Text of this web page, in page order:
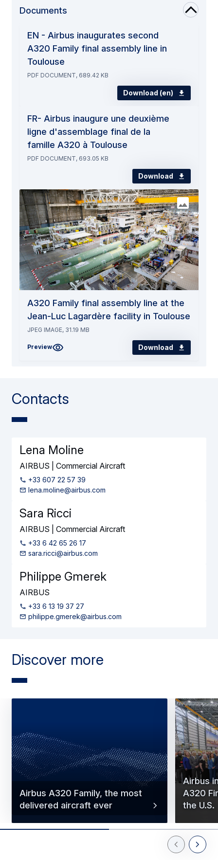
Documents
EN - Airbus inaugurates second
A320 Family final assembly line in
Toulouse
PDF DOCUMENT, 689.42 KB
Download (en)
FR- Airbus inaugure une deuxième
ligne d'assemblage final de la
famille A320 à Toulouse
PDF DOCUMENT, 693.05 KB
Download
A320 Family final assembly line at the
Jean-Luc Lagardère facility in Toulouse
JPEG IMAGE, 31.19 MB
Preview Download
Contacts
Lena Moline
AIRBUS | Commercial Aircraft
+33 607 22 57 39
lena.moline@airbus.com
Sara Ricci
AIRBUS | Commercial Aircraft
+33 6 42 65 26 17
sara.ricci@airbus.com
Philippe Gmerek
AIRBUS
+33 6 13 19 37 27
philippe.gmerek@airbus.com
Discover more
Airbus A320 Family, the most
delivered aircraft ever
Airbus
A320
the U.S.
PreviousNext